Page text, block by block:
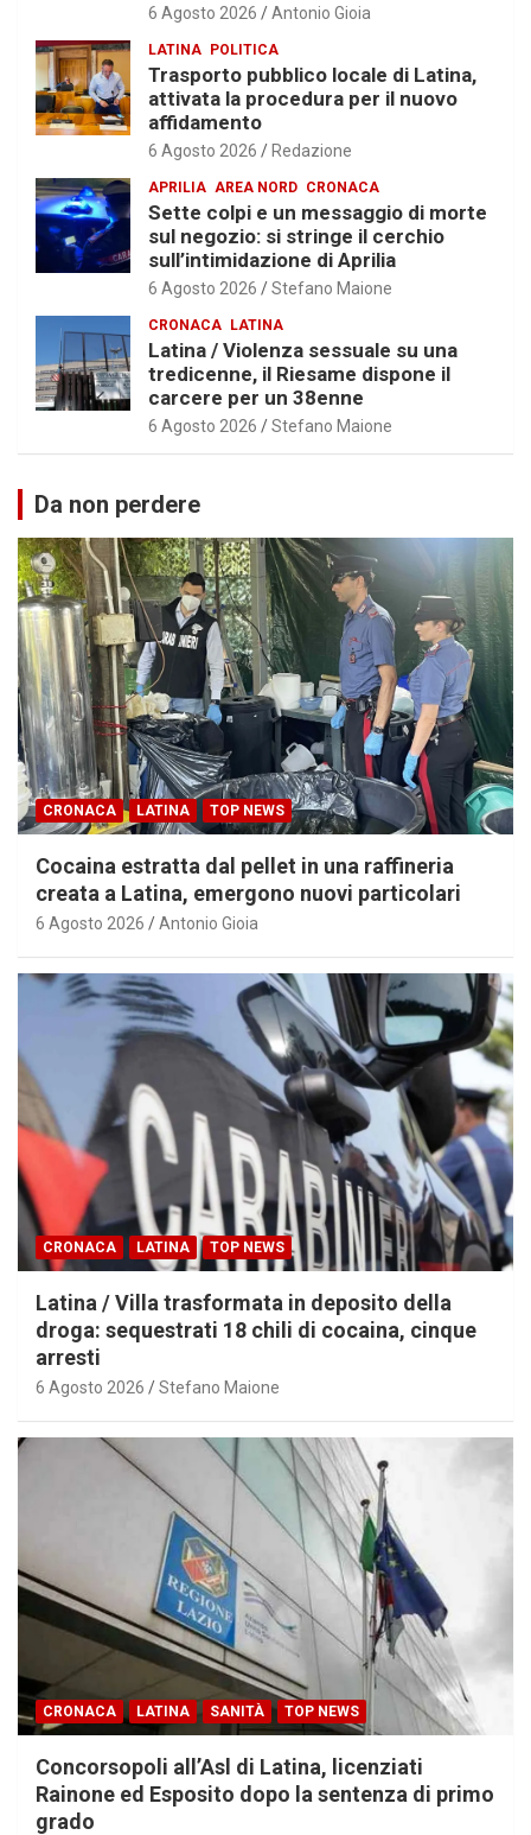
6 Agosto 2026 Antonio Gioia
LATINA POLITICA
Trasporto pubblico locale di Latina,
attivata la procedura per il nuovo
affidamento
6 Agosto 2026 Redazione
APRILIA AREA NORD CRONACA
Sette colpi e un messaggio di morte
sul negozio: si stringe il cerchio
sull’intimidazione di Aprilia
6 Agosto 2026 Stefano Maione
CRONACA LATINA
Latina / Violenza sessuale su una
tredicenne, il Riesame dispone il
carcere per un 38enne
6 Agosto 2026 Stefano Maione
Da non perdere
CRONACA LATINA TOP NEWS
Cocaina estratta dal pellet in una raffineria
creata a Latina, emergono nuovi particolari
6 Agosto 2026 Antonio Gioia
CRONACA LATINA TOP NEWS
Latina / Villa trasformata in deposito della
droga: sequestrati 18 chili di cocaina, cinque
arresti
6 Agosto 2026 Stefano Maione
CRONACA LATINA SANITÀ TOP NEWS
Concorsopoli all’Asl di Latina, licenziati
Rainone ed Esposito dopo la sentenza di primo
grado